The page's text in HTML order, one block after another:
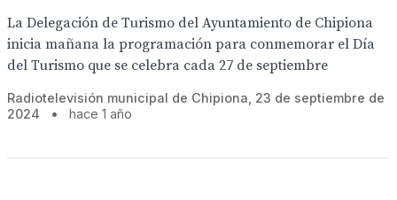
La Delegación de Turismo del Ayuntamiento de Chipiona
inicia mañana la programación para conmemorar el Día
del Turismo que se celebra cada 27 de septiembre
Radiotelevisión municipal de Chipiona, 23 de septiembre de
2024
• hace 1 año